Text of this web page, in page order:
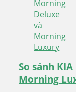
So sánh
Morning